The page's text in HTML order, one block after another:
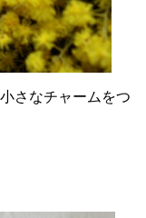
さなチャームをつ